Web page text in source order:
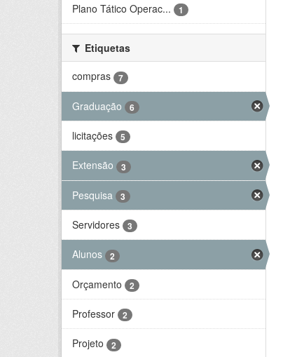
Plano Tático Operac... 1
Etiquetas
compras
7
Graduação 6
licitações 5
Extensão 3
Pesquisa 3
Servidores 3
Alunos 2
Orçamento 2
Professor 2
Projeto 2